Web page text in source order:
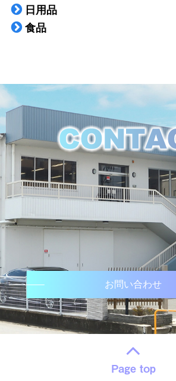
日用品
食品
お問い合わせ
Page top